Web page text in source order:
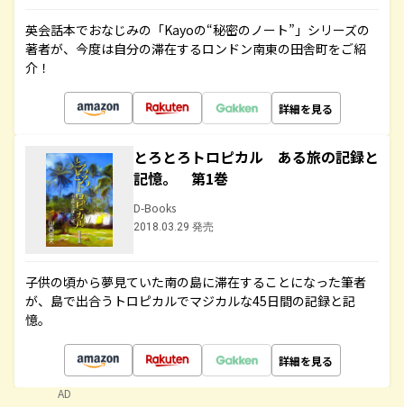
英会話本でおなじみの「Kayoの“秘密のノート”」シリーズの
著者が、今度は自分の滞在するロンドン南東の田舎町をご紹
介！
詳細を見る
とろとろトロピカル ある旅の記録と
記憶。 第1巻
D-Books
2018.03.29 発売
子供の頃から夢見ていた南の島に滞在することになった筆者
が、島で出合うトロピカルでマジカルな45日間の記録と記
憶。
詳細を見る
AD